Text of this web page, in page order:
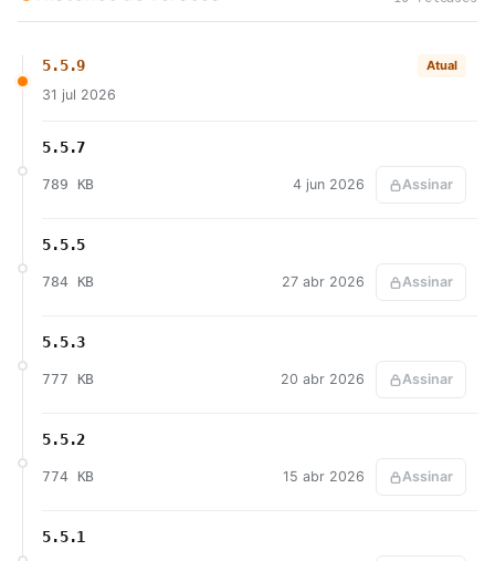
5.5.9 Atual
31 jul 2026
5.5.7
789 KB 4 jun 2026 Assinar
5.5.5
784 KB 27 abr 2026 Assinar
5.5.3
777 KB 20 abr 2026 Assinar
5.5.2
774 KB 15 abr 2026 Assinar
5.5.1